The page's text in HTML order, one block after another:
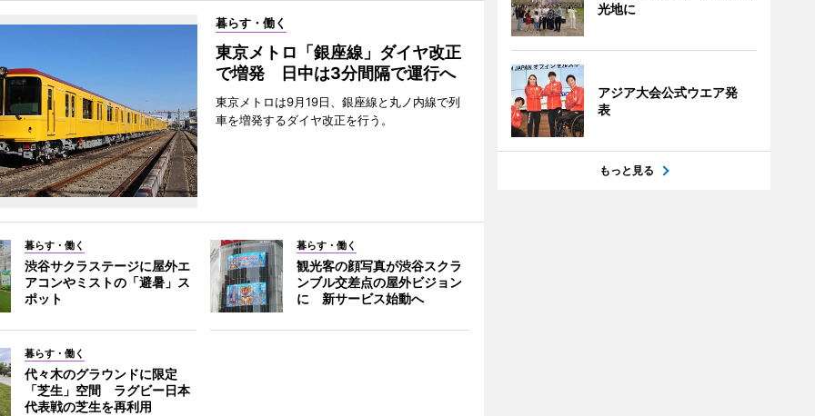
暮らす・働く
東京メトロ「銀座線」ダイヤ改正
で増発 日中は3分間隔で運行へ
東京メトロは9月19日、銀座線と丸ノ内線で列
車を増発するダイヤ改正を行う。
暮らす・働く
渋谷サクラステージに屋外エ
アコンやミストの「避暑」ス
ポット
暮らす・働く
観光客の顔写真が渋谷スクラ
ンブル交差点の屋外ビジョン
に 新サービス始動へ
暮らす・働く
代々木のグラウンドに限定
「芝生」空間 ラグビー日本
代表戦の芝生を再利用
光地に
アジア大会公式ウエア発
表
もっと見る